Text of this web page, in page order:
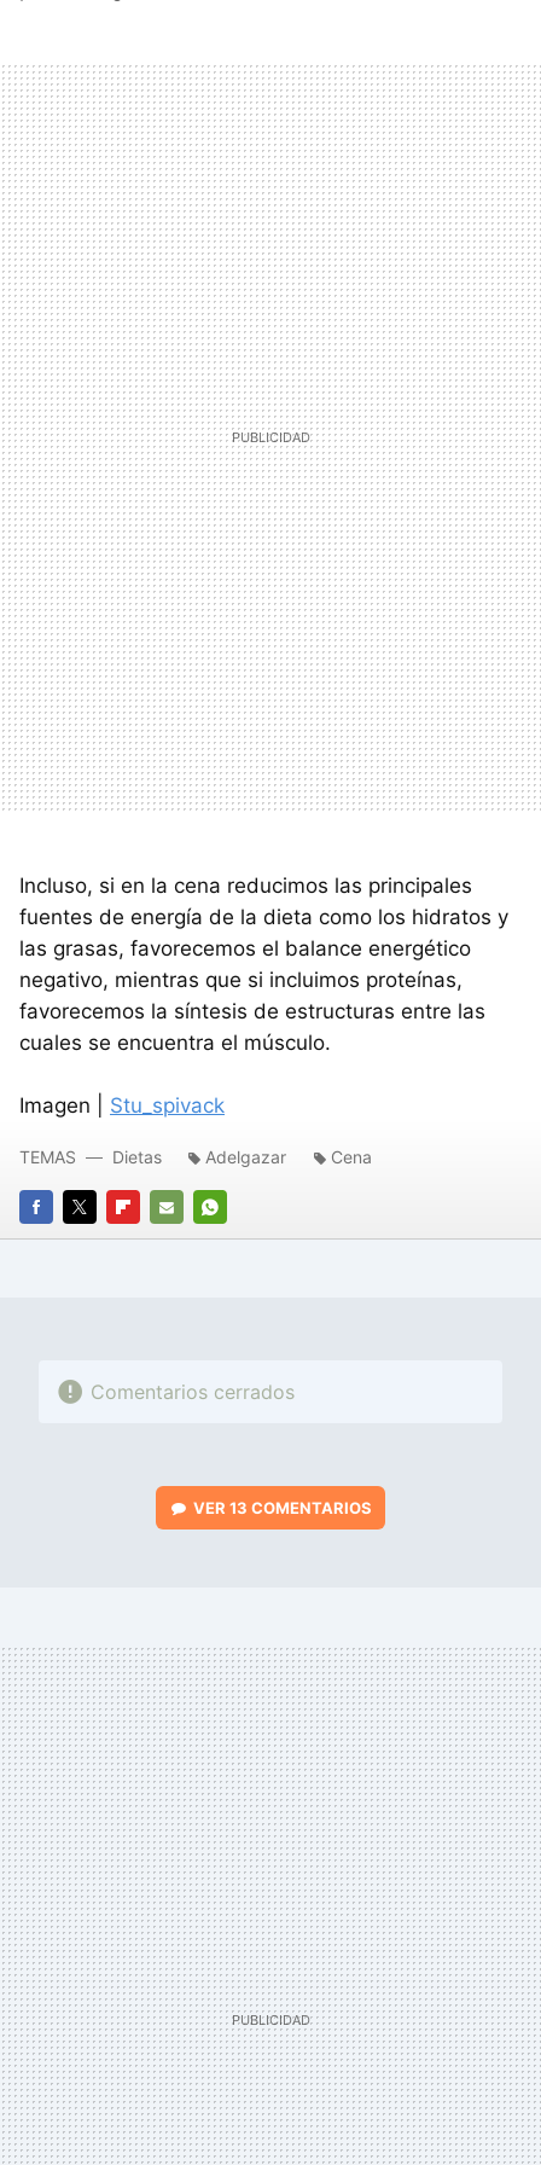
Incluso, si en la cena reducimos las principales
fuentes de energía de la dieta como los hidratos y
las grasas, favorecemos el balance energético
negativo, mientras que si incluimos proteínas,
favorecemos la síntesis de estructuras entre las
cuales se encuentra el músculo.
Imagen | Stu_spivack
FACEBOOK
TWITTERFLIPBOARD
E-
WHATSAPP
TEMAS Dietas Adelgazar Cena
Comentarios cerrados
VER 13 COMENTARIOS